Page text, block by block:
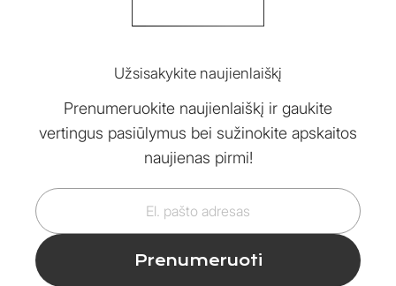
Užsisakykite naujienlaiškį
Prenumeruokite naujienlaiškį ir gaukite
vertingus pasiūlymus bei sužinokite apskaitos
naujienas pirmi!
El.
pašto
adresas
Prenumeruoti